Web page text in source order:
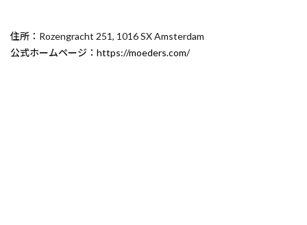
住所：Rozengracht 251, 1016 SX Amsterdam
公式ホームページ： https://moeders.com/